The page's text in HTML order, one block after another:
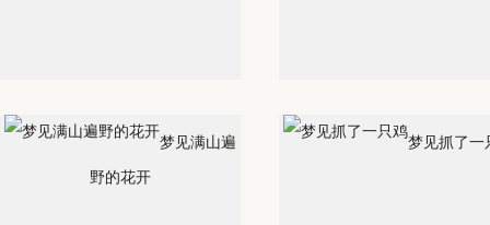
梦见满山遍
野的花开
梦见抓了一